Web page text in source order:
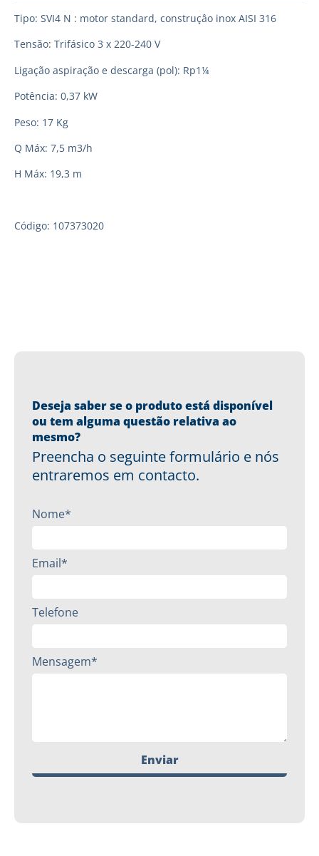
Tipo: SVI4 N : motor standard, construçâo inox AISI 316
Tensão: Trifásico 3 x 220-240 V
Ligação aspiração e descarga (pol): Rp1¼
Potência: 0,37 kW
Peso: 17 Kg
Q Máx: 7,5 m3/h
H Máx: 19,3 m
Código: 107373020
Deseja saber se o produto está disponível
ou tem alguma questão relativa ao
mesmo?
Preencha o seguinte formulário e nós
entraremos em contacto.
Nome*
Email*
Telefone
Mensagem*
Enviar